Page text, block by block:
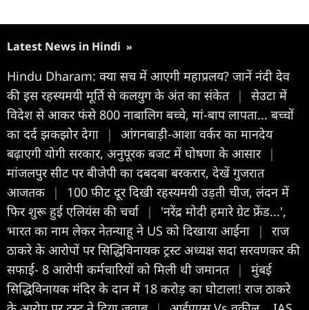
Latest News in Hindi »
Hindu Dharam: क्या सच में आएगी महाप्रलय? जानें नंदी देव
की इस रहस्यमयी मूर्ति से कलयुग के अंत का संकेत |
सेउटा में
विदेश से आकर फंसे 800 नाबालिग बच्चे, मां-बाप लापता... बच्चों
का दर्द झकझोर देगा
|
आंगनबाड़ी-आशा वर्कर का मानदेय
बढ़ाएगी योगी सरकार, अनुपूरक बजट में घोषणा के आसार |
मांजलपुर सीट पर बीजेपी का दबदबा बरकरार, देखें गुजरात
आजतक
|
100 फीट दूर दिखी रहस्यमयी उड़ती चीज, लंदन में
फिर शुरू हुई एलियंस की चर्चा
|
'नरेंद्र मोदी हमारे ग्रेट फ्रेंड...',
भारत का नाम लेकर नेतन्याहू ने US को दिखाया आईना
|
राज
ठाकरे के आरोपों पर सिद्धिविनायक ट्रस्ट अध्यक्ष सदा सरवणकर की
सफाई- 8 आरोपी कर्मचारियों को मिली थी जमानत |
मुंबई
सिद्धिविनायक मंदिर के दान में 18 करोड़ का घोटाला! राज ठाकरे